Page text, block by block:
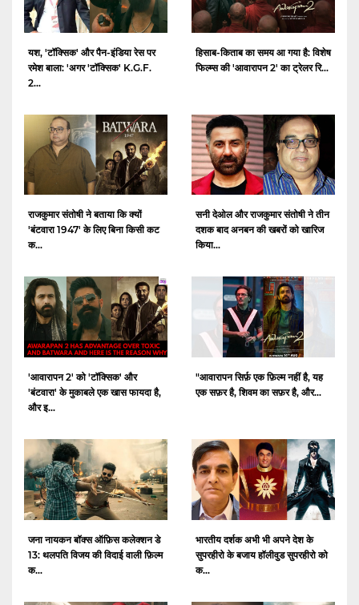
यश, 'टॉक्सिक' और पैन-इंडिया रेस पर
रमेश बाला: 'अगर 'टॉक्सिक' K.G.F.
2...
हिसाब-किताब का समय आ गया है: विशेष
फिल्म्स की 'आवारापन 2' का ट्रेलर रि...
राजकुमार संतोषी ने बताया कि क्यों
'बंटवारा 1947' के लिए बिना किसी कट
क...
सनी देओल और राजकुमार संतोषी ने तीन
दशक बाद अनबन की खबरों को खारिज
किया...
'आवारापन 2' को 'टॉक्सिक' और
'बंटवारा' के मुकाबले एक खास फायदा है,
और इ...
"आवारापन सिर्फ़ एक फ़िल्म नहीं है, यह
एक सफ़र है, शिवम का सफ़र है, और...
जना नायकन बॉक्स ऑफ़िस कलेक्शन डे
13: थलपति विजय की विदाई वाली फ़िल्म
क...
भारतीय दर्शक अभी भी अपने देश के
सुपरहीरो के बजाय हॉलीवुड सुपरहीरो को
क...